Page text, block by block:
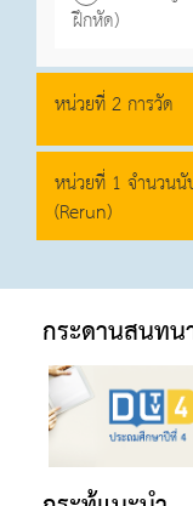
ฝึกหัด)
หน่วยที่ 2 การวัด
หน่วยที่ 1 จำนวนนั
(Rerun)
กระดานสนทน